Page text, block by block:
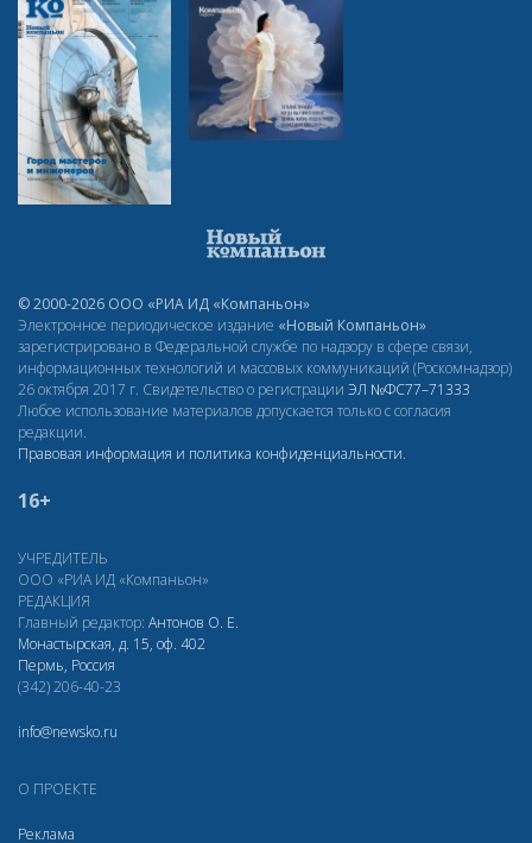
© 2000-2026 ООО «РИА ИД «Компаньон»
Электронное периодическое издание «Новый Компаньон»
зарегистрировано в Федеральной службе по надзору в сфере связи,
информационных технологий и массовых коммуникаций (Роскомнадзор)
26 октября 2017 г. Свидетельство о регистрации ЭЛ №ФС77–71333
Любое использование материалов допускается только с согласия
редакции.
Правовая информация и политика конфиденциальности.
16+
УЧРЕДИТЕЛЬ
ООО «РИА ИД «Компаньон»
РЕДАКЦИЯ
Главный редактор: Антонов О. Е.
Монастырская, д. 15, оф. 402
Пермь, Россия
(342) 206-40-23
info@newsko.ru
О ПРОЕКТЕ
Реклама